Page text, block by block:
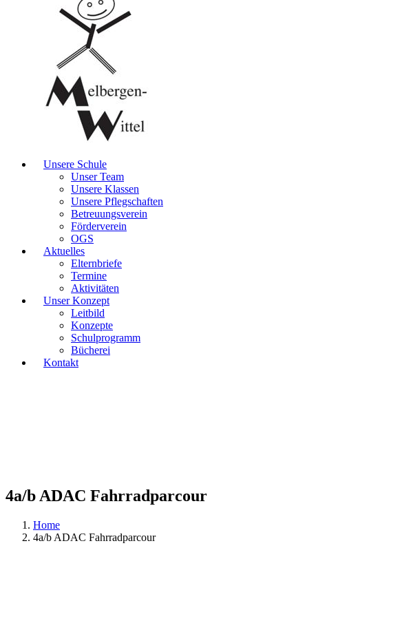
Unsere Schule
Unser Team
Unsere Klassen
Unsere Pflegschaften
Betreuungsverein
Förderverein
OGS
Aktuelles
Elternbriefe
Termine
Aktivitäten
Unser Konzept
Leitbild
Konzepte
Schulprogramm
Bücherei
Kontakt
4a/b ADAC Fahrradparcour
Home
4a/b ADAC Fahrradparcour